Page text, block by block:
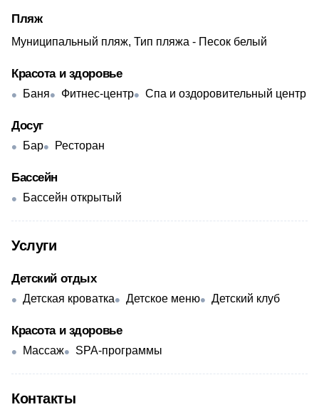
Пляж
Муниципальный пляж, Тип пляжа - Песок белый
Красота и здоровье
Баня Фитнес-центр Спа и оздоровительный центр
Досуг
Бар Ресторан
Бассейн
Бассейн открытый
Услуги
Детский отдых
Детская кроватка Детское меню Детский клуб
Красота и здоровье
Массаж SPA-программы
Контакты